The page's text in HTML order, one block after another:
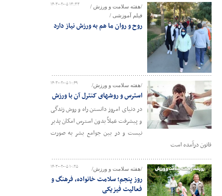
۱۴۰۳-۰۲-۰۵ ۱۳:۳۳
/هفته سلامت و ورزش /
فیلم آموزشی /
روح و روان ما هم به ورزش نیاز دارد
۱۴۰۳-۰۲-۰۵ ۱۰:۴۹ /هفته سلامت و ورزش/
استرس و روشهای کنترل آن با ورزش
در دنیای امروز دانستن راه و روش زندگی
و پیشرفت عملاً بدون استرس امکان پذیر
نیست و در بین جوامع بشر به صورت
قانون درآمده است
۱۴۰۳-۰۲-۰۵ ۱۰:۲۵ /هفته سلامت و ورزش/
روز پنجم؛ سلامت خانواده، فرهنگ و
فعالیت فیزیکی